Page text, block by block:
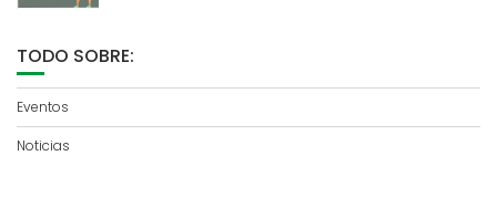
TODO SOBRE:
Eventos
Noticias